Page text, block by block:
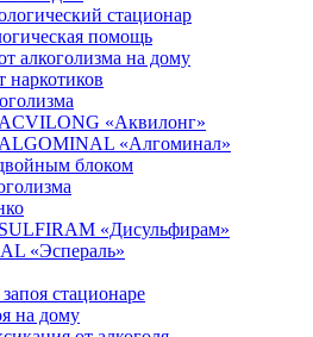
стационар
помощь
алкоголизма на дому
наркотиков
«Аквилонг»
«Алгоминал»
блоком
«Дисульфирам»
«Эспераль»
стационаре
на дому